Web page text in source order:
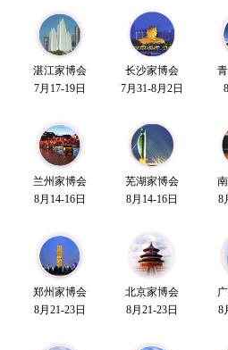
湛江家博会
7月17-19日
长沙家博会
7月31-8月2日
兰州家博会
8月14-16日
芜湖家博会
8月14-16日
8
郑州家博会
8月21-23日
北京家博会
8月21-23日
8